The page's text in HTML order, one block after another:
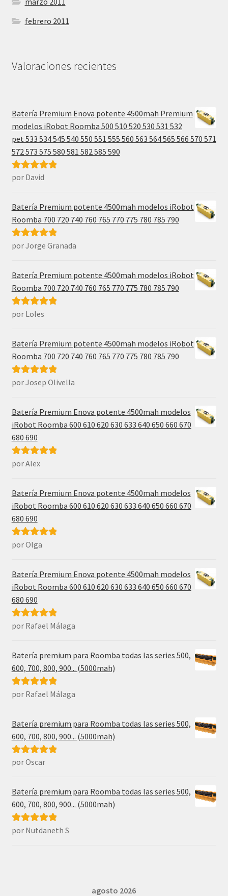
febrero 2011
Valoraciones recientes
Batería Premium Enova potente 4500mah Premium
modelos iRobot Roomba 500 510 520 530 531 532
pet 533 534 545 540 550 551 555 560 563 564 565 566 570 571
572 573 575 580 581 582 585 590
Valorado con
por David
Batería Premium potente 4500mah modelos iRobot
Roomba 700 720 740 760 765 770 775 780 785 790
Valorado con
por Jorge Granada
Batería Premium potente 4500mah modelos iRobot
Roomba 700 720 740 760 765 770 775 780 785 790
Valorado con
por Loles
Batería Premium potente 4500mah modelos iRobot
Roomba 700 720 740 760 765 770 775 780 785 790
Valorado con
por Josep Olivella
Batería Premium Enova potente 4500mah modelos
iRobot Roomba 600 610 620 630 633 640 650 660 670
680 690
Valorado con
por Alex
Batería Premium Enova potente 4500mah modelos
iRobot Roomba 600 610 620 630 633 640 650 660 670
680 690
Valorado con
por Olga
Batería Premium Enova potente 4500mah modelos
iRobot Roomba 600 610 620 630 633 640 650 660 670
680 690
Valorado con
por Rafael Málaga
Batería premium para Roomba todas las series 500,
600, 700, 800, 900... (5000mah)
Valorado con
por Rafael Málaga
Batería premium para Roomba todas las series 500,
600, 700, 800, 900... (5000mah)
Valorado con
por Oscar
Batería premium para Roomba todas las series 500,
600, 700, 800, 900... (5000mah)
Valorado con
por Nutdaneth S
agosto 2026